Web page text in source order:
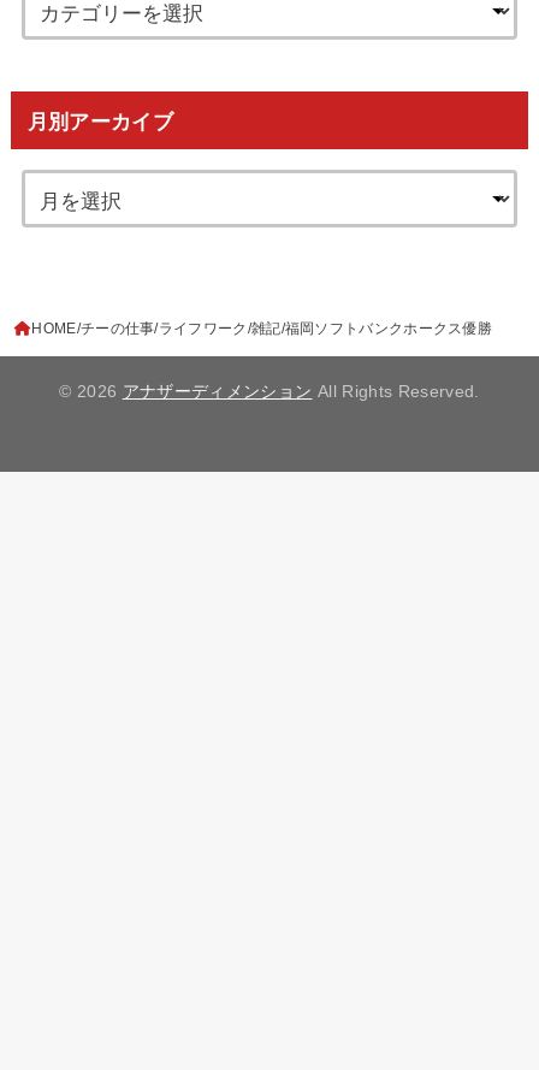
月別アーカイブ
HOME チーの仕事 ライフワーク 雑記 福岡ソフトバンクホークス優勝
© 2026 アナザーディメンション All Rights Reserved.